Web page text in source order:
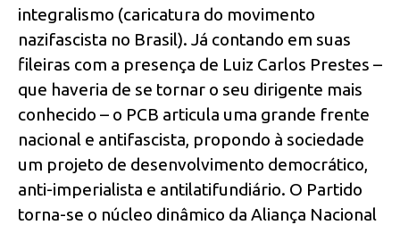
integralismo (caricatura do movimento
nazifascista no Brasil). Já contando em suas
fileiras com a presença de Luiz Carlos Prestes –
que haveria de se tornar o seu dirigente mais
conhecido – o PCB articula uma grande frente
nacional e antifascista, propondo à sociedade
um projeto de desenvolvimento democrático,
anti-imperialista e antilatifundiário. O Partido
torna-se o núcleo dinâmico da Aliança Nacional